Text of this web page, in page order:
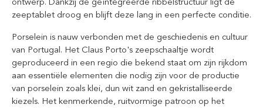
zeeptablet droog en blijft deze lang in een perfecte conditie.
Porselein is nauw verbonden met de geschiedenis en cultuur
van Portugal. Het Claus Porto's zeepschaaltje wordt
geproduceerd in een regio die bekend staat om zijn rijkdom
aan essentiële elementen die nodig zijn voor de productie
van porselein zoals klei, dun wit zand en gekristalliseerde
kiezels. Het kenmerkende, ruitvormige patroon op het